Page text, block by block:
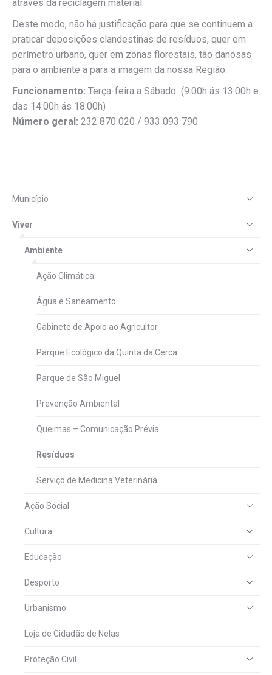
através da reciclagem material.
Deste modo, não há justificação para que se continuem a
praticar deposições clandestinas de resíduos, quer em
perímetro urbano, quer em zonas florestais, tão danosas
para o ambiente a para a imagem da nossa Região.
Funcionamento: Terça-feira a Sábado (9:00h ás 13:00h e
das 14:00h ás 18:00h)
Número geral: 232 870 020 / 933 093 790
Município
Viver
Ambiente
Ação Climática
Água e Saneamento
Gabinete de Apoio ao Agricultor
Parque Ecológico da Quinta da Cerca
Parque de São Miguel
Prevenção Ambiental
Queimas – Comunicação Prévia
Resíduos
Serviço de Medicina Veterinária
Ação Social
Cultura
Educação
Desporto
Urbanismo
Loja de Cidadão de Nelas
Proteção Civil